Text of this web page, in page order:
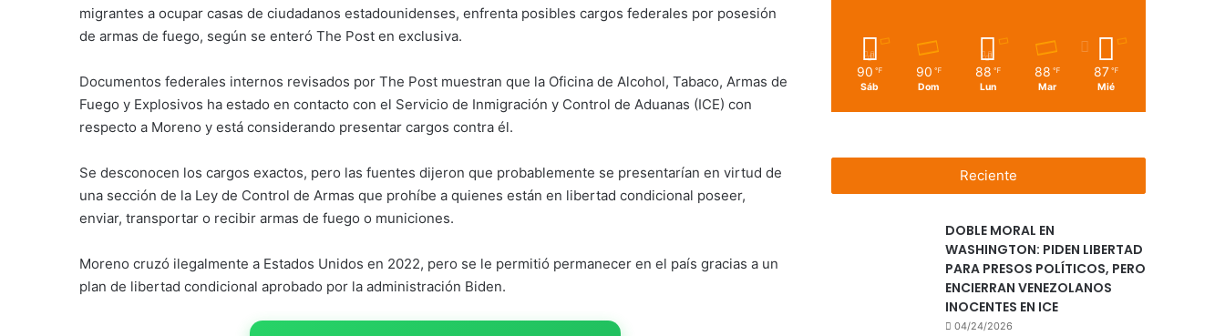
migrantes a ocupar casas de ciudadanos estadounidenses, enfrenta posibles cargos federales por posesión
de armas de fuego, según se enteró The Post en exclusiva.
Documentos federales internos revisados por The Post muestran que la Oficina de Alcohol, Tabaco, Armas de
Fuego y Explosivos ha estado en contacto con el Servicio de Inmigración y Control de Aduanas (ICE) con
respecto a Moreno y está considerando presentar cargos contra él.
Se desconocen los cargos exactos, pero las fuentes dijeron que probablemente se presentarían en virtud de
una sección de la Ley de Control de Armas que prohíbe a quienes están en libertad condicional poseer,
enviar, transportar o recibir armas de fuego o municiones.
Moreno cruzó ilegalmente a Estados Unidos en 2022, pero se le permitió permanecer en el país gracias a un
plan de libertad condicional aprobado por la administración Biden.
90 ℉
Sáb
90 ℉
Dom
88 ℉
Lun
88 ℉
Mar
87 ℉
Mié
Reciente
DOBLE MORAL EN
WASHINGTON: PIDEN LIBERTAD
PARA PRESOS POLÍTICOS, PERO
ENCIERRAN VENEZOLANOS
INOCENTES EN ICE
04/24/2026